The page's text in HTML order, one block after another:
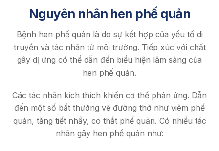
Nguyên nhân hen phế quản
Bệnh hen phế quản là do sự kết hợp của yếu tố di
truyền và tác nhân từ môi trường. Tiếp xúc với chất
gây dị ứng có thể dẫn đến biểu hiện lâm sàng của
hen phế quản.
Các tác nhân kích thích khiến cơ thể phản ứng. Dẫn
đến một số bất thường về đường thở như viêm phế
quản, tăng tiết nhầy, co thắt phế quản. Có nhiều tác
nhân gây hen phế quản như: